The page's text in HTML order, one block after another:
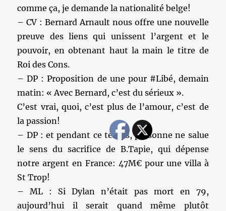
comme ça, je demande la nationalité belge!
– CV : Bernard Arnault nous offre une nouvelle
preuve des liens qui unissent l’argent et le
pouvoir, en obtenant haut la main le titre de
Roi des Cons.
– DP : Proposition de une pour #Libé, demain
matin: « Avec Bernard, c’est du sérieux ».
C’est vrai, quoi, c’est plus de l’amour, c’est de
la passion!
– DP : et pendant ce temps, personne ne salue
le sens du sacrifice de B.Tapie, qui dépense
notre argent en France: 47M€ pour une villa à
St Trop!
– ML : Si Dylan n’était pas mort en 79,
aujourd’hui il serait quand même plutôt